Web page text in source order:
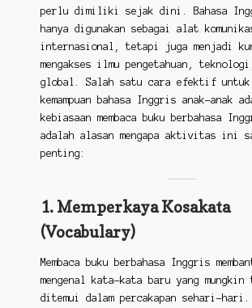
perlu dimiliki sejak dini. Bahasa
hanya digunakan sebagai alat
internasional, tetapi juga menjadi
mengakses ilmu pengetahuan,
global. Salah satu cara efektif untuk
kemampuan bahasa Inggris anak-anak
kebiasaan membaca buku berbahasa
adalah alasan mengapa aktivitas ini
penting:
1. Memperkaya Kosakata
(Vocabulary)
Membaca buku berbahasa Inggris
mengenal kata-kata baru yang mungkin
ditemui dalam percakapan sehari-